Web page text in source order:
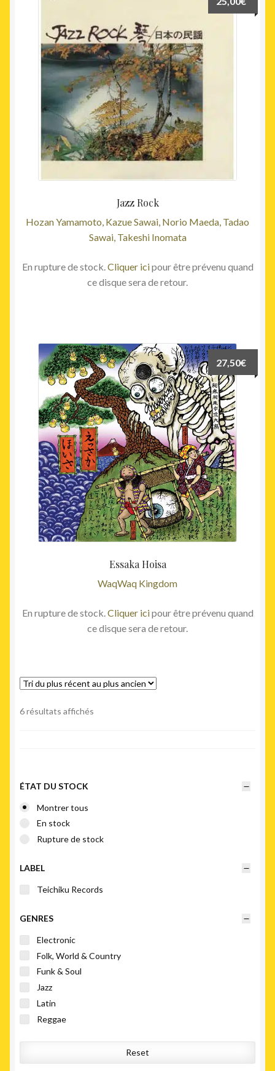
Jazz Rock
Hozan Yamamoto, Kazue Sawai, Norio Maeda, Tadao
Sawai, Takeshi Inomata
En rupture de stock. Cliquer icipour être prévenu quand
ce disque sera de retour.
Essaka Hoisa
WaqWaq Kingdom
27,50€
En rupture de stock. Cliquer icipour être prévenu quand
ce disque sera de retour.
6 résultats affichés
ÉTAT DU STOCK
Montrer tous
En stock
Rupture de stock
LABEL
Teichiku Records
GENRES
Electronic
Folk, World & Country
Funk & Soul
Jazz
Latin
Reggae
Reset